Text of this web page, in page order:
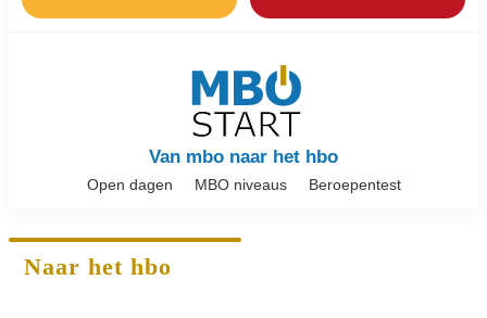
Van mbo naar het hbo
Open dagen MBO niveaus Beroepentest
Naar het hbo